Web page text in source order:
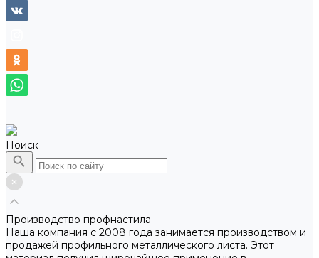
Поиск
Производство профнастила
Наша компания с 2008 года занимается производством и
продажей профильного металлического листа. Этот